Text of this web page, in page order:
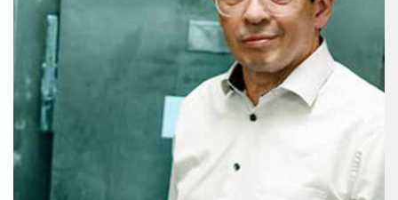
Volg ons
Pers
Groepen en touroperators